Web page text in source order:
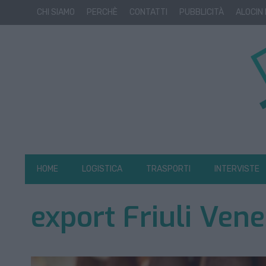
CHI SIAMO PERCHÈ CONTATTI PUBBLICITÀ ALOCIN
HOME LOGISTICA TRASPORTI INTERVISTE
export Friuli